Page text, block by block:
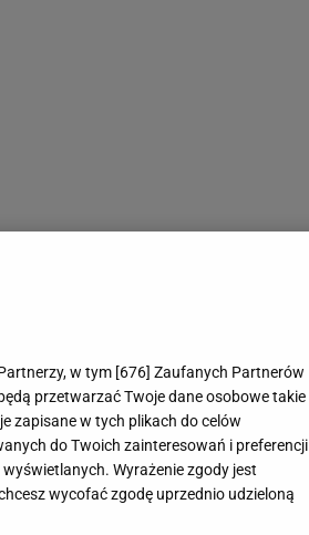
w tym [676] Zaufanych Partnerów
przetwarzać Twoje dane osobowe takie
zapisane w tych plikach do celów
do Twoich zainteresowań i preferencji
Wyrażenie zgody jest
wycofać zgodę uprzednio udzieloną